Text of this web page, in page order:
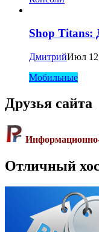
Shop Titans:
ДмитрийИюл
Мобильные
Друзья сайта
Отличный